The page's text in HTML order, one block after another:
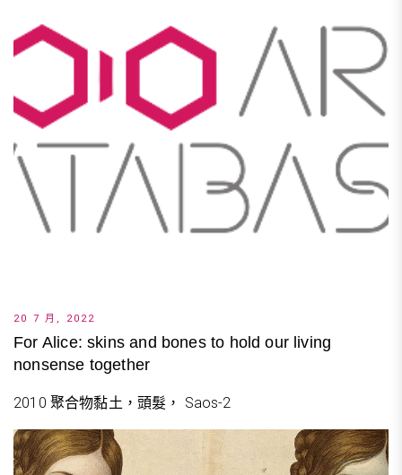
20 7 月, 2022
For Alice: skins and bones to hold our living
nonsense together
2010 聚合物黏土，頭髮， Saos-2